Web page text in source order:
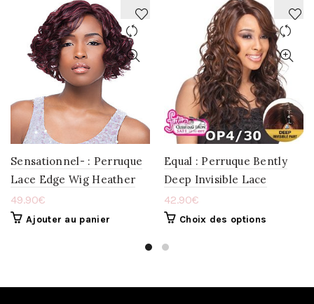
Sensationnel- : Perruque
Lace Edge Wig Heather
49.90€
Ajouter au panier
Equal : Perruque Bently
Deep Invisible Lace
42.90€
Choix des options